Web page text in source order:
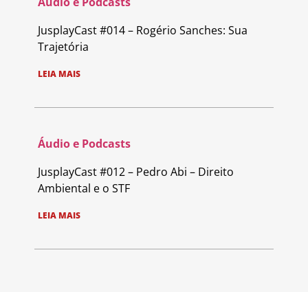
JusplayCast #014 – Rogério Sanches: Sua
Trajetória
LEIA MAIS
Áudio e Podcasts
JusplayCast #012 – Pedro Abi – Direito
Ambiental e o STF
LEIA MAIS